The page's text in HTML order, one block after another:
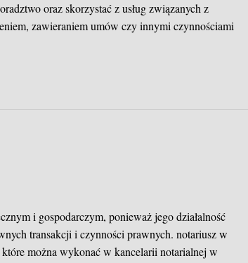
oraz skorzystać z usług związanych z
zawieraniem umów czy innymi czynnościami
i gospodarczym, ponieważ jego działalność
transakcji i czynności prawnych.notariusz w
można wykonać w kancelarii notarialnej w